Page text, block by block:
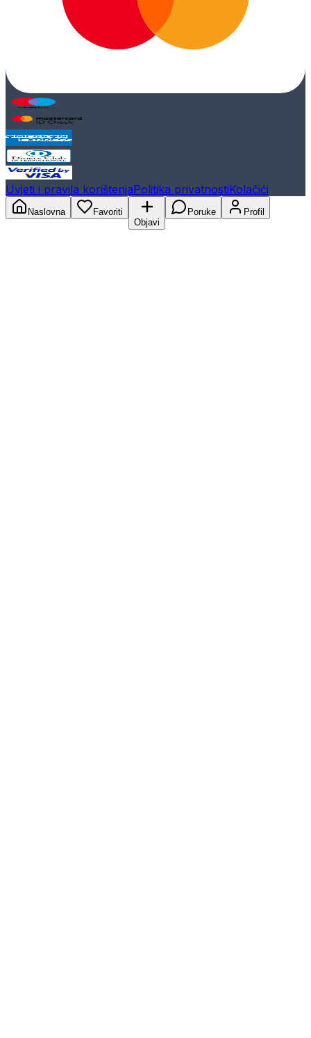
Uvjeti i pravila korištenjaPolitika privatnostiKolačići
Naslovna
Favoriti
Objavi
Poruke Profil